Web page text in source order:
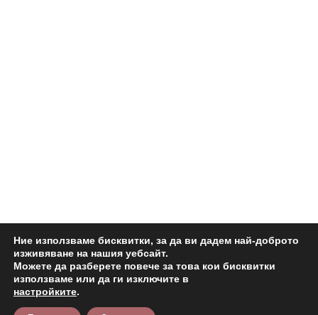
Ние използваме бисквитки, за да ви дадем най-доброто
изживяване на нашия уебсайт.
Можете да разберете повече за това кои бисквитки
използваме или да ги изключите в
настройките.